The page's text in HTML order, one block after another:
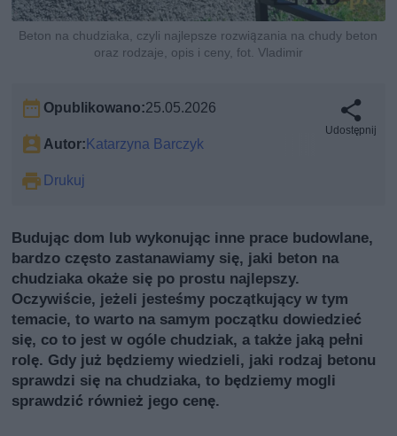
Beton na chudziaka, czyli najlepsze rozwiązania na chudy beton
oraz rodzaje, opis i ceny, fot. Vladimir
Opublikowano:25.05.2026
Autor:Katarzyna Barczyk
Drukuj
Udostępnij
Budując dom lub wykonując inne prace budowlane,
bardzo często zastanawiamy się, jaki beton na
chudziaka okaże się po prostu najlepszy.
Oczywiście, jeżeli jesteśmy początkujący w tym
temacie, to warto na samym początku dowiedzieć
się, co to jest w ogóle chudziak, a także jaką pełni
rolę. Gdy już będziemy wiedzieli, jaki rodzaj betonu
sprawdzi się na chudziaka, to będziemy mogli
sprawdzić również jego cenę.